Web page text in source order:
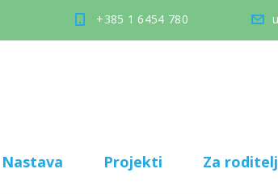
+385 1 6454 780
Nastava Projekti Za